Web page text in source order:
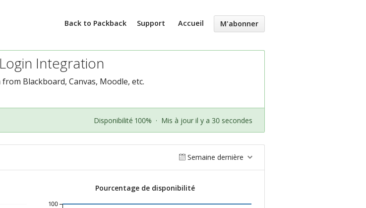
Back to Packback Support Accueil M'abonner
Integration
Blackboard, Canvas, Moodle, etc.
Disponibilité 100% · Mis à jour il y a 30 secondes
Semaine dernière
Pourcentage de disponibilité
100